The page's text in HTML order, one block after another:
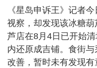
《星岛申诉王》记者
视察，却发现该冰糖
芦店在8月4日已开始
内还原成吉铺。食街
改善，暂时未有发现有